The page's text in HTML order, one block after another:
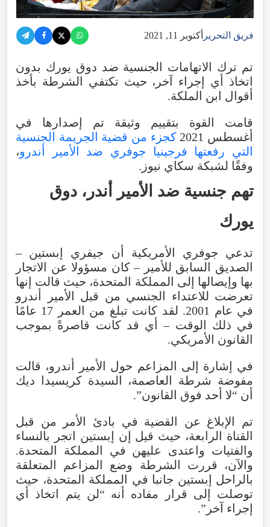
فريق التحرير أكتوبر 11, 2021
تم ترك الاتهامات الجنسية ضد دوق يورك بدون
اتخاذ أي إجراء آخر، حيث تكتفي الشرطة بأخذ
أقوال ابن الملكة.
قامت القوة بتقييم وثيقة تم إصدارها في
أغسطس 2021
كجزء من قضية الجريمة الجنسية
التي رفعتها فرجينيا جوفري ضد الأمير أندرو،
وفقًا لشبكة سكاي نيوز.
تهم جنسية ضد الأمير أندر، دوق
يورك
تدعي جوفري الأمريكية أن جيفري إبستين –
الصديق السابق للأمير – كان مسؤولا عن الاتجار
بها وإيصالها إلى المملكة المتحدة، حيث قالت إنها
تعرضت للاعتداء الجنسي من قبل الأمير أندرو
في عام 2001. لقد كانت تبلغ من العمر 17 عامًا
في ذلك الوقت – أي قد كانت قاصرةً بموجب
القانون الأمريكي.
في إشارة إلى المزاعم حول الأمير أندرو، قالت
مفوضة شرطة العاصمة، السيدة كريسيدا ديك
أن “لا أحد فوق القانون”.
تم الإبلاغ عن القضية في بادئ الأمر من قبل
القناة الرابعة، حيث قيل إن إبستين اتجر بالنساء
والفتيات واعتدى عليهن في المملكة المتحدة.
والآن، قررت الشرطة وضع المزاعم المتعلقة
بالراحل إبستين جانبا في المملكة المتحدة، حيث
توصلت إلى قرار مفاده أنه “لن يتم اتخاذ أي
إجراء آخر”.